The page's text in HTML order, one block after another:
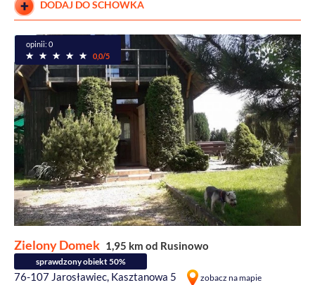
DODAJ DO SCHOWKA
opinii: 0
0,0/5
Zielony Domek 1,95 km od Rusinowo
sprawdzony obiekt 50%
76-107 Jarosławiec, Kasztanowa 5 zobacz na mapie